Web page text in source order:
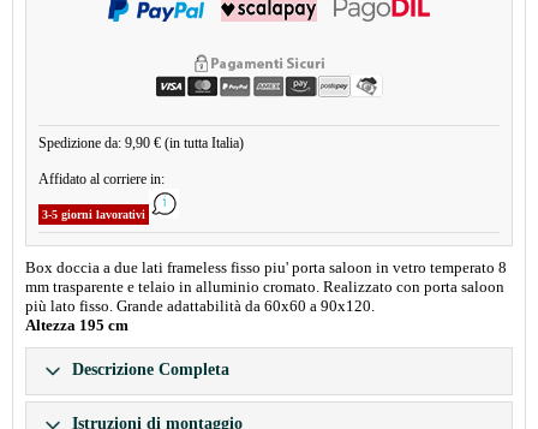
Spedizione da: 9,90 € (in tutta Italia)
Affidato al corriere in:
3-5 giorni lavorativi
Box doccia a due lati frameless fisso piu' porta saloon in vetro temperato 8
mm trasparente e telaio in alluminio cromato. Realizzato con porta saloon
più lato fisso. Grande adattabilità da 60x60 a 90x120.
Altezza 195 cm
Descrizione Completa
Istruzioni di montaggio